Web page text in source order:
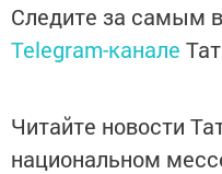
Следите за самым
Telegram-канале
Читайте новости
национальном